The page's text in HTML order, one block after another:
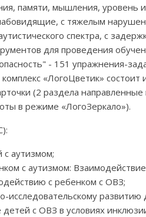
памяти, мышления,
с тяжелым
спектра, с
для проведения
- 151 упражнения-
«ЛогоЦветик»
(2 раздела
в режиме «ЛогоЗеркало»).
аутизмом;
с аутизмом:
с ребенком с ОВЗ;
исследовательскому развитию
с ОВЗ в условиях